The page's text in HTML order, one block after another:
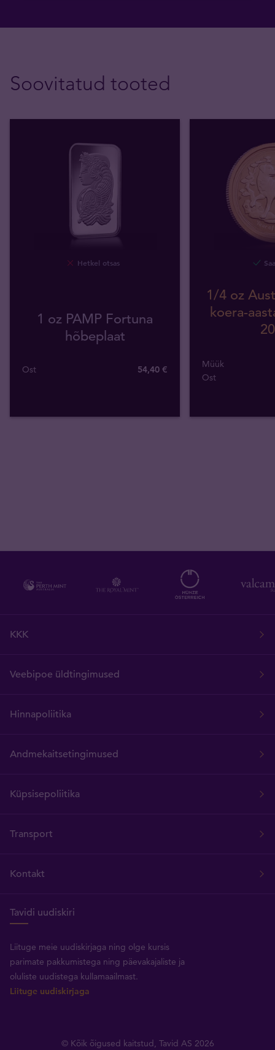
Soovitatud tooted
Hetkel otsas
1 oz PAMP Fortuna
hõbeplaat
Ost 54,40 €
1/4 oz
koera-
Müük
Ost
KKK
Veebipoe üldtingimused
Hinnapoliitika
Andmekaitsetingimused
Küpsisepoliitika
Transport
Kontakt
Tavidi uudiskiri
Liituge meie uudiskirjaga ning olge kursis
parimate pakkumistega ning päevakajaliste ja
oluliste uudistega kullamaailmast.
Liituge uudiskirjaga
© Kõik õigused kaitstud, Tavid AS 2026